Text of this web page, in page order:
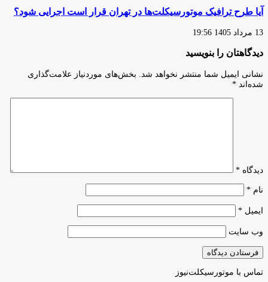
آیا طرح ترافیک موتورسیکلت‌ها در تهران قرار است اجرایی شود؟
13 مرداد 1405 19:56
دیدگاهتان را بنویسید
نشانی ایمیل شما منتشر نخواهد شد.
بخش‌های موردنیاز علامت‌گذاری
شده‌اند *
دیدگاه *
نام *
ایمیل *
وب‌ سایت
تماس با موتورسیکلت‌نیوز